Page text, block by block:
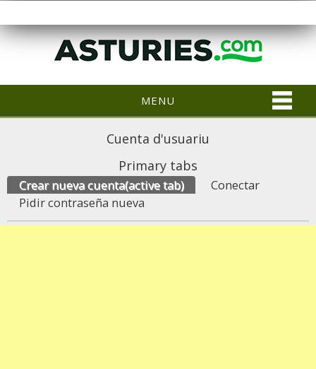
MENU
Cuenta d'usuariu
Primary tabs
Crear nueva cuenta(active tab)
Conectar
Pidir contraseña nueva